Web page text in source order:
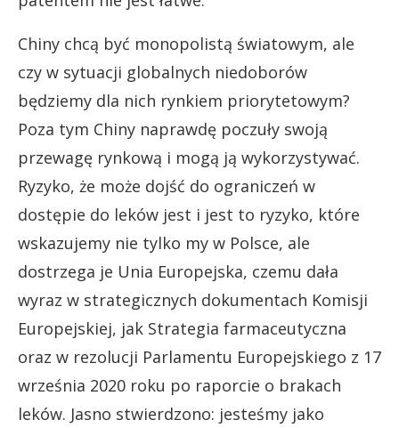
Chiny chcą być monopolistą światowym, ale
czy w sytuacji globalnych niedoborów
będziemy dla nich rynkiem priorytetowym?
Poza tym Chiny naprawdę poczuły swoją
przewagę rynkową i mogą ją wykorzystywać.
Ryzyko, że może dojść do ograniczeń w
dostępie do leków jest i jest to ryzyko, które
wskazujemy nie tylko my w Polsce, ale
dostrzega je Unia Europejska, czemu dała
wyraz w strategicznych dokumentach Komisji
Europejskiej, jak Strategia farmaceutyczna
oraz w rezolucji Parlamentu Europejskiego z 17
września 2020 roku po raporcie o brakach
leków. Jasno stwierdzono: jesteśmy jako